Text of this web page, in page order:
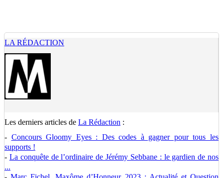
LA RÉDACTION
Les derniers articles de La Rédaction :
- Concours Gloomy Eyes : Des codes à gagner pour tous les
supports !
- La conquête de l’ordinaire de Jérémy Sebbane : le gardien de nos
...